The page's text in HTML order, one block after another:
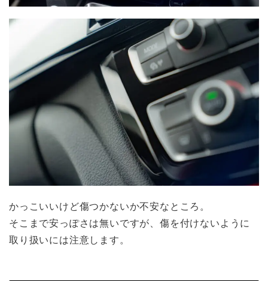
かっこいいけど傷つかないか不安なところ。
そこまで安っぽさは無いですが、傷を付けないように
取り扱いには注意します。